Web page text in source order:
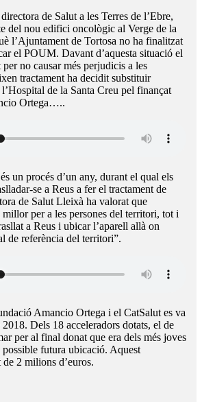
de Salut a les Terres de l’Ebre,
del nou edifici oncològic al Verge de la
l’Ajuntament de Tortosa no ha finalitzat
el POUM. Davant d’aquesta situació el
no causar més perjudicis a les
tractament ha decidit substituir
de la Santa Creu pel finançat
Ortega…..
un procés d’un any, durant el qual els
se a Reus a fer el tractament de
de Salut Lleixà ha valorat que
millor per a les persones del territori, tot i
a Reus i ubicar l’aparell allà on
de referència del territori”.
Amancio Ortega i el CatSalut es va
Dels 18 acceleradors dotats, el de
per al final donat que era dels més joves
possible futura ubicació. Aquest
2 milions d’euros.